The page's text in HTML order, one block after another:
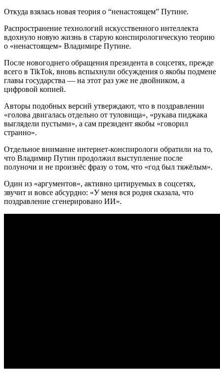
Откуда взялась новая теория о “ненастоящем” Путине.
Распространение технологий искусственного интеллекта
вдохнуло новую жизнь в старую конспирологическую теорию
о «ненастоящем» Владимире Путине.
После новогоднего обращения президента в соцсетях, прежде
всего в TikTok, вновь вспыхнули обсуждения о якобы подмене
главы государства — на этот раз уже не двойником, а
цифровой копией.
Авторы подобных версий утверждают, что в поздравлении
«голова двигалась отдельно от туловища», «рукава пиджака
выглядели пустыми», а сам президент якобы «говорил
странно».
Отдельное внимание интернет-конспирологи обратили на то,
что Владимир Путин продолжил выступление после
полуночи и не произнёс фразу о том, что «год был тяжёлым».
Один из «аргументов», активно цитируемых в соцсетях,
звучит и вовсе абсурдно: «У меня вся родня сказала, что
поздравление сгенерировано ИИ».